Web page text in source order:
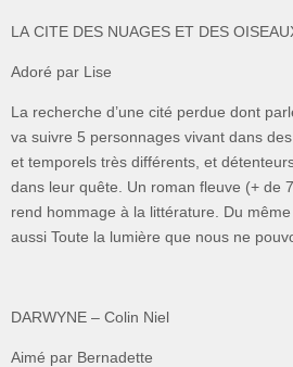
LA CITE DES NUAGES ET DES
Adoré par Lise
La recherche d’une cité perdue dont
va suivre 5 personnages vivant dans
et temporels très différents, et
dans leur quête. Un roman fleuve (+ de
rend hommage à la littérature. Du
aussi Toute la lumière que nous ne
DARWYNE – Colin Niel
Aimé par Bernadette